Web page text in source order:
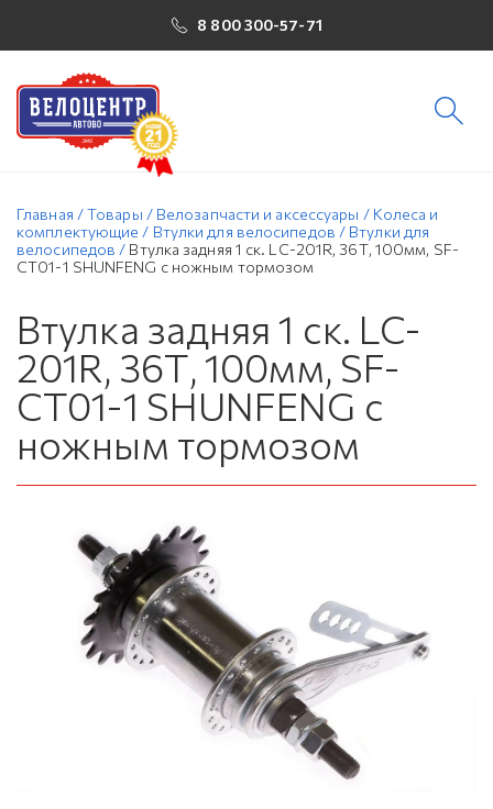
8 800 300-57-71
Главная /Товары / Велозапчасти и аксессуары / Колеса и
комплектующие / Втулки для велосипедов / Втулки для
велосипедов / Втулка задняя 1 ск. LC-201R, 36Т, 100мм, SF-
CT01-1 SHUNFENG с ножным тормозом
Втулка задняя 1 ск. LC-
201R, 36Т, 100мм, SF-
CT01-1 SHUNFENG с
ножным тормозом